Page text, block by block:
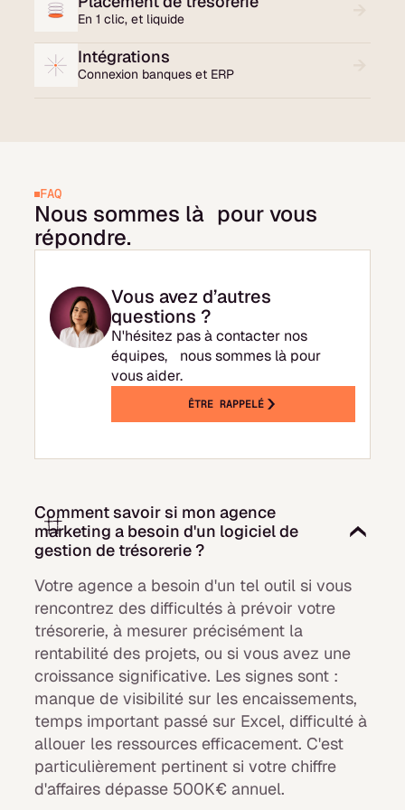
En 1 clic, et liquide
Intégrations
Connexion banques et ERP
FAQ
Nous sommes là pour vous
répondre.
Vous avez d’autres
questions ?
N'hésitez pas à contacter nos
équipes, nous sommes là pour
vous aider.
ÊTRE RAPPELÉ
Comment savoir si mon agence
marketing a besoin d'un logiciel de
gestion de trésorerie ?
Votre agence a besoin d'un tel outil si vous
rencontrez des difficultés à prévoir votre
trésorerie, à mesurer précisément la
rentabilité des projets, ou si vous avez une
croissance significative. Les signes sont :
manque de visibilité sur les encaissements,
temps important passé sur Excel, difficulté à
allouer les ressources efficacement. C'est
particulièrement pertinent si votre chiffre
d'affaires dépasse 500K€ annuel.